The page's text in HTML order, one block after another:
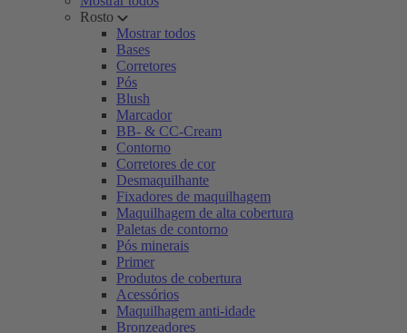
Rosto
Mostrar todos
Bases
Corretores
Pós
Blush
Marcador
BB- & CC-Cream
Contorno
Corretores de cor
Desmaquilhante
Fixadores de maquilhagem
Maquilhagem de alta cobertura
Paletas de contorno
Pós minerais
Primer
Produtos de cobertura
Acessórios
Maquilhagem anti-idade
Bronzeadores